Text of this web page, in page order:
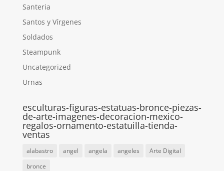
Santeria
Santos y Vírgenes
Soldados
Steampunk
Uncategorized
Urnas
esculturas-figuras-estatuas-bronce-piezas-
de-arte-imagenes-decoracion-mexico-
regalos-ornamento-estatuilla-tienda-
ventas
alabastro angel angela angeles
Arte Digital
bronce